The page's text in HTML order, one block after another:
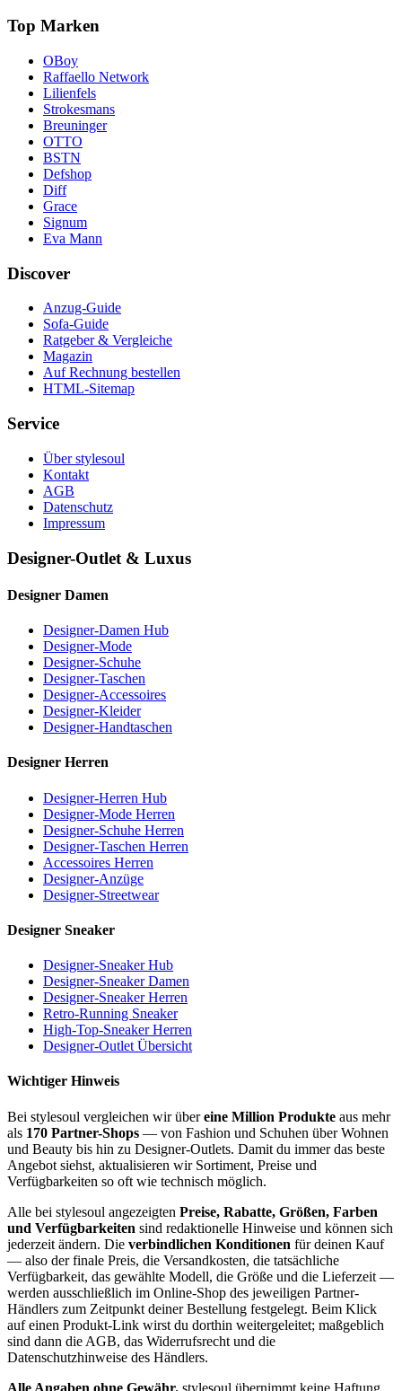
Top Marken
OBoy
Raffaello Network
Lilienfels
Strokesmans
Breuninger
OTTO
BSTN
Defshop
Diff
Grace
Signum
Eva Mann
Discover
Anzug-Guide
Sofa-Guide
Ratgeber & Vergleiche
Magazin
Auf Rechnung bestellen
HTML-Sitemap
Service
Über stylesoul
Kontakt
AGB
Datenschutz
Impressum
Designer-Outlet & Luxus
Designer Damen
Designer-Damen Hub
Designer-Mode
Designer-Schuhe
Designer-Taschen
Designer-Accessoires
Designer-Kleider
Designer-Handtaschen
Designer Herren
Designer-Herren Hub
Designer-Mode Herren
Designer-Schuhe Herren
Designer-Taschen Herren
Accessoires Herren
Designer-Anzüge
Designer-Streetwear
Designer Sneaker
Designer-Sneaker Hub
Designer-Sneaker Damen
Designer-Sneaker Herren
Retro-Running Sneaker
High-Top-Sneaker Herren
Designer-Outlet Übersicht
Wichtiger Hinweis
Bei stylesoul vergleichen wir übereine Million Produkte aus mehr
als 170 Partner-Shops — von Fashion und Schuhen über Wohnen
und Beauty bis hin zu Designer-Outlets. Damit du immer das beste
Angebot siehst, aktualisieren wir Sortiment, Preise und
Verfügbarkeiten so oft wie technisch möglich.
Alle bei stylesoul angezeigten Preise, Rabatte, Größen, Farben
und Verfügbarkeiten sind redaktionelle Hinweise und können sich
jederzeit ändern. Die verbindlichen Konditionen für deinen Kauf
— also der finale Preis, die Versandkosten, die tatsächliche
Verfügbarkeit, das gewählte Modell, die Größe und die Lieferzeit —
werden ausschließlich im Online-Shop des jeweiligen Partner-
Händlers zum Zeitpunkt deiner Bestellung festgelegt. Beim Klick
auf einen Produkt-Link wirst du dorthin weitergeleitet; maßgeblich
sind dann die AGB, das Widerrufsrecht und die
Datenschutzhinweise des Händlers.
Alle Angaben ohne Gewähr. stylesoul übernimmt keine Haftung